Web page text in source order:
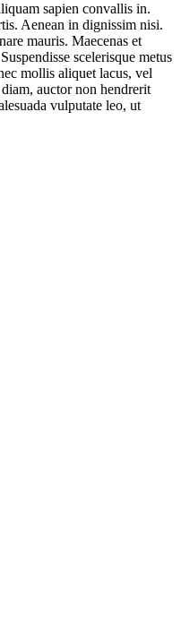
sapien convallis in.
Aenean in dignissim nisi.
mauris. Maecenas et
scelerisque metus
mollis aliquet lacus, vel
auctor non hendrerit
vulputate leo, ut